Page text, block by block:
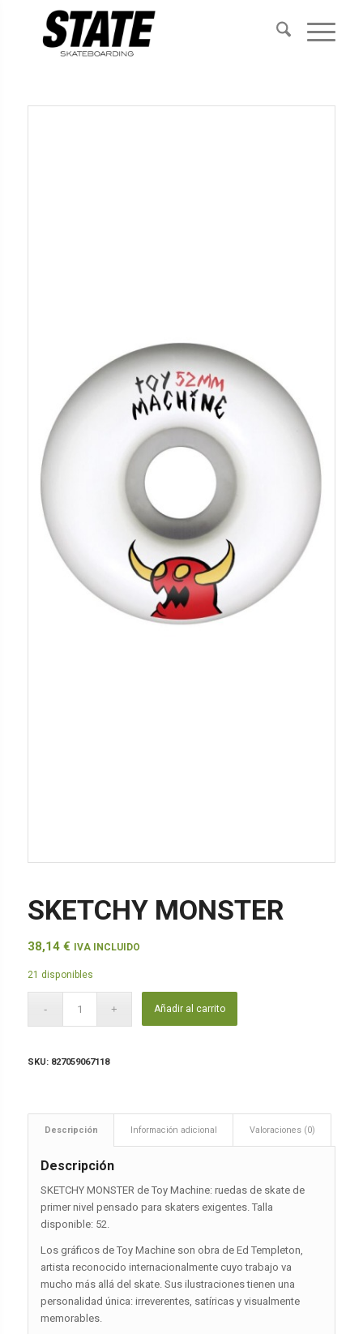
SKETCHY MONSTER
38,14 € IVA INCLUIDO
21 disponibles
Añadir al carrito
SKU: 827059067118
Descripción Información adicional Valoraciones (0)
Descripción
SKETCHY MONSTER de Toy Machine: ruedas de skate de
primer nivel pensado para skaters exigentes. Talla
disponible: 52.
Los gráficos de Toy Machine son obra de Ed Templeton,
artista reconocido internacionalmente cuyo trabajo va
mucho más allá del skate. Sus ilustraciones tienen una
personalidad única: irreverentes, satíricas y visualmente
memorables.